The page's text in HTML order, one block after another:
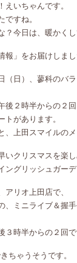
えいちゃんです。
ですね。
？今日は、暖かくし
報」をお届けしまし
（日）、蓼科のバ
後２時半からの２回
トがあります。
、上田スマイルのメ
いクリスマスを楽
ングリッシュガーデ
アリオ上田店で、
、ミニライブ＆握
３時半からの２回で
ちゃうそうです。